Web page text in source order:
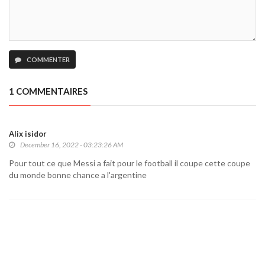
COMMENTER
1 COMMENTAIRES
Alix isidor
December 16, 2022 - 03:23:26 AM
Pour tout ce que Messi a fait pour le football il coupe cette coupe
du monde bonne chance a l'argentine